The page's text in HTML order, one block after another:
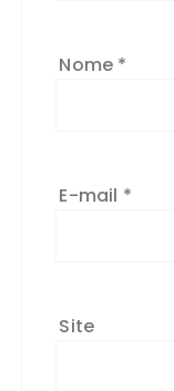
Nome *
E-mail *
Site